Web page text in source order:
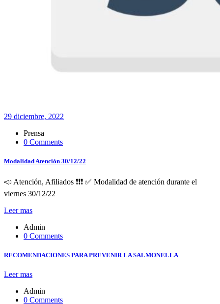
29 diciembre, 2022
Prensa
0 Comments
Modalidad Atención 30/12/22
📣 Atención, Afiliados ❗️❗️❗️ ✅️ Modalidad de atención durante el
viernes 30/12/22
Leer mas
Admin
0 Comments
RECOMENDACIONES PARA PREVENIR LA SALMONELLA
Leer mas
Admin
0 Comments